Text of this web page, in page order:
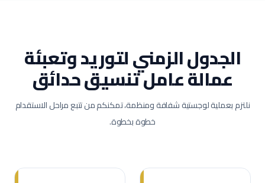
الجدول الزمني لتوريد وتعبئة
عمالةعامل تنسيق حدائق
نلتزم بعملية لوجستية شفافة ومنظمة، تمكنكم من تتبع مراحل الاستقدام
خطوة بخطوة.